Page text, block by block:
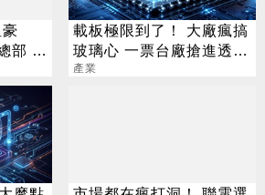
部 好
載板極限到了！ 大廠瘋搞
玻璃心 一票台廠搶進透明
新賽局
產業